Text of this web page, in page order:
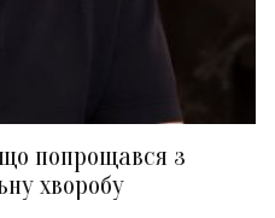
попрощався з
хворобу